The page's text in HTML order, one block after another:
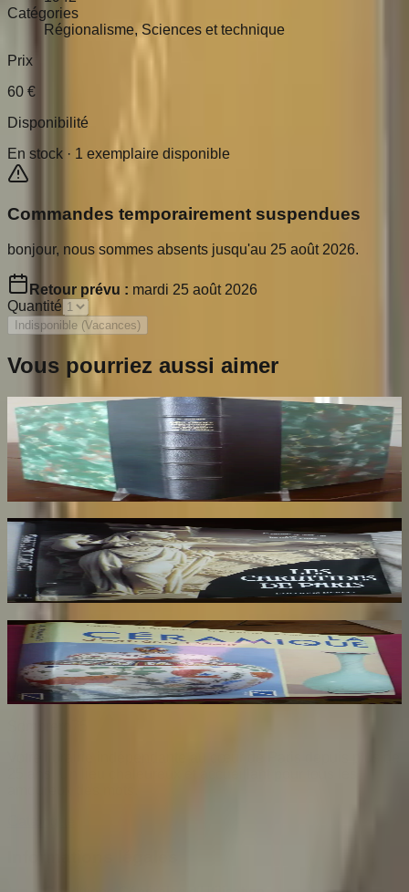
Catégories
Régionalisme, Sciences et technique
Prix
60 €
Disponibilité
En stock · 1 exemplaire disponible
Commandes temporairement suspendues
bonjour, nous sommes absents jusqu'au 25 août 2026.
Retour prévu : mardi 25 août 2026
Quantité
Indisponible (Vacances)
Vous pourriez aussi aimer
Les Croix Limousines de la Fin du XIIe au
début du XIVe siècles
THOBY Paul
Les Cariatides de Paris
NEBOUT Jacqueline
25€
La Céramique d'Extreme Orient
AYERS J
34€